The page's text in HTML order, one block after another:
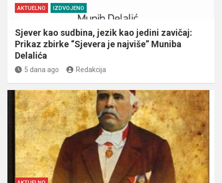
AKTUELNO IZDVOJENO
Sjever kao sudbina, jezik kao jedini zavičaj:
Prikaz zbirke “Sjevera je najviše” Muniba
Delalića
5 dana ago Redakcija